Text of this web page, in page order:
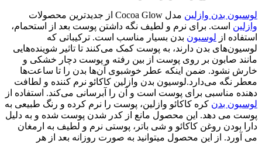
لوسیون بدن وازلین مدل Cocoa Glow از جدیدترین محصولات
وازلین است. برای نرم و لطیف نگه داشتن پوست بعد از استحمام،
استفاده از لوسیون بدن بسیار مناسب است. ترکیباتی که
لوسیون‌های بدن دارند، به پوست کمک می‌کنند تا تاثیر شوینده‌هایی
مانند صابون بر روی پوست از بین رفته و پوست دچار خشکی و
خارش نشود. ضمن اینکه عطر خوشبوی آن‌ها بدن را تا ساعت‌ها
معطر نگه می‌دارد.لوسیون بدن وازلین کاکائو نرم کننده و لطافت
دهنده مناسبی برای پوست است و آن را آبرسانی می‌کند. استفاده از
لوسیون بدن کره کاکائو وازلین، پوست را نرم کرده و رنگ طبیعی به
پوست می دهد. این محصول مانع از کدر شدن پوست شده و به دلیل
دارا بودن روغن کاکائو و شی باتر، پوستی نرم و لطیف به ارمغان
می آورد. از این محصول میتوانید به صورت روزانه بعد از هر